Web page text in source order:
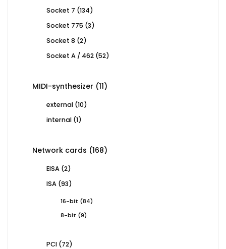
Socket 7 134134
Socket 775 33
Socket 8 22
Socket A / 462 5252
MIDI-synthesizer 1111
external 1010
internal 11
Network cards 168168
EISA 22
ISA 9393
16-bit 8484
8-bit
99
PCI 7272